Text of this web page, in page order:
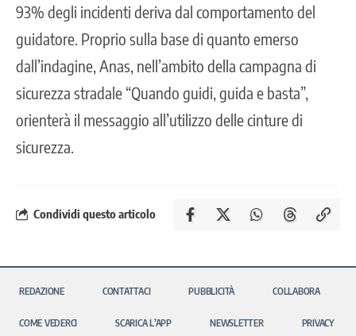
93% degli incidenti deriva dal comportamento del
guidatore. Proprio sulla base di quanto emerso
dall’indagine, Anas, nell’ambito della campagna di
sicurezza stradale “Quando guidi, guida e basta”,
orienterà il messaggio all’utilizzo delle cinture di
sicurezza.
Condividi questo articolo
REDAZIONE CONTATTACI PUBBLICITÀ COLLABORA
COME VEDERCI SCARICA L’APP NEWSLETTER PRIVACY